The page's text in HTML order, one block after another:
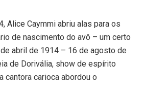
Alice Caymmi abriu alas para os
de nascimento do avô – um certo
abril de 1914 – 16 de agosto de
de Dorivália, show de espírito
cantora carioca abordou o